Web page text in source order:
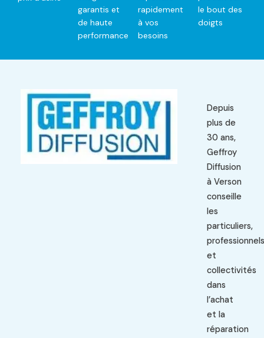
garantis et
de haute
performance
rapidement
à vos
besoins
le bout des
doigts
Depuis
plus de
30 ans,
Geffroy
Diffusion
à Verson
conseille
les
particuliers,
professionnels
et
collectivités
dans
l’achat
et la
réparation